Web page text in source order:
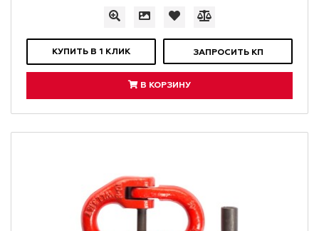
КУПИТЬ В 1 КЛИК ЗАПРОСИТЬ КП
В КОРЗИНУ